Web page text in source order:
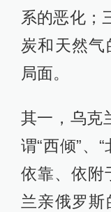
系的恶化；
炭和天然气
局面。
其一，乌克
谓“西倾”、
依靠、依附
兰亲俄罗斯